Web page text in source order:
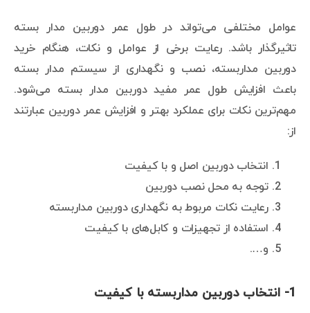
عوامل مختلفی می‌تواند در طول عمر دوربین مدار بسته
تاثیرگذار باشد. رعایت برخی از عوامل و نکات، هنگام خرید
دوربین مداربسته، نصب و نگهداری از سیستم مدار بسته
باعث افزایش طول عمر مفید دوربین مدار بسته می‌شود.
مهم‌ترین نکات برای عملکرد بهتر و افزایش عمر دوربین عبارتند
از:
انتخاب دوربین اصل و با کیفیت
توجه به محل نصب دوربین
رعایت نکات مربوط به نگهداری دوربین مداربسته
استفاده از تجهیزات و کابل‌های با کیفیت
و….
1- انتخاب دوربین مداربسته با کیفیت